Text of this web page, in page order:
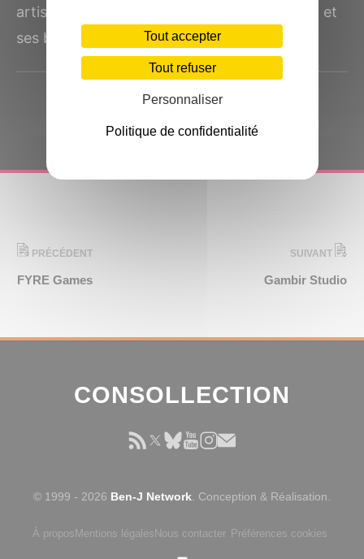
artistiques audacieux. Je pense à Pink Floyd et
ses bruitages...
PRÉCÉDENT
FYRE Games
SUIVANT
Gambir Studio
CONSOLLECTION
© 1999 - 2026 Ben-J Network . Conception & Réalisation.
À propos Mentions légales Nous contacter Préférences cookies
Tout accepter
Tout refuser
Personnaliser
Politique de confidentialité